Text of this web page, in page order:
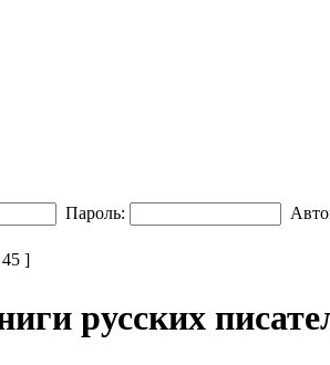
Пароль:
]
русских